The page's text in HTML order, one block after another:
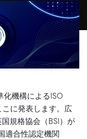
OSS Insight
Hub
の情報を紹介しま
全性について紹介し
社案内
ートナー
化機構によるISO
こに発表します。広
規格協会（BSI）が
適合性認定機関